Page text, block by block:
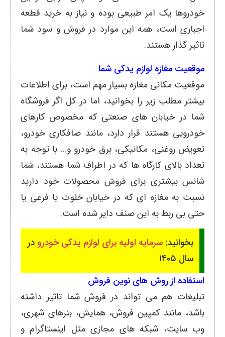
خودروها یک امر طبیعی بوده و نیاز به خرید قطعه
اجباری است، همه این موارد در فروش و سود شما
تاثیر گذار هستند.
موقعیت مغازه لوازم یدکی شما
موقعیت مکانی مغازه بسیار مهم است، برای اطلاعات
بیشتر مطلب زیر را بخوانید، اما در کل اگر فروشگاه
شما در خیابان های صنعتی که مخصوص کارهای
خودرویی هستند قرار دارد، مانند صافکاری خودرو،
تعویض روغنی، مکانیکی، برق خودرو و… با توجه به
تعداد بالای کارگاه ها که در اطراف شما هستند، شما
شانس بیشتری برای فروش محصولات خود دارید
نسبت به مغازه ای که در خیابان خلوت یا فرعی یا
حتی بی ربط به این صنف دایر شده است.
بخوانید: سرمایه اولیه برای لوازم یدکی خودرو در
سال ۱۴۰۵
استفاده از روش های نوین فروش
تبلیغات هم می تواند در فروش شما تاثیر داشته
باشد، مانند کمپین فروش، همایش، بنرهای شهری،
وب سایت، شبکه های مجازی مثل اینستاگرام و